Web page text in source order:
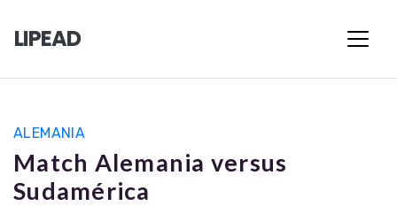
LIPEAD
ALEMANIA
Match Alemania versus
Sudamérica